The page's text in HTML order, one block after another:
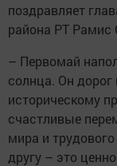
поздравляет
района РТ Рамис
– Первомай
солнца. Он
историческому
счастливые
мира и
другу – это